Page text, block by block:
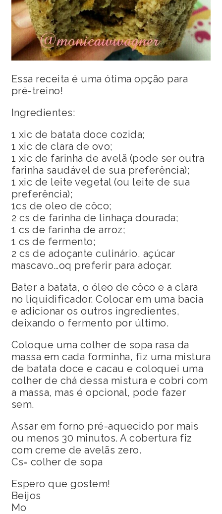
Essa receita é uma ótima opção para
pré-treino!
Ingredientes:
1 xic de batata doce cozida;
1 xic de clara de ovo;
1 xic de farinha de avelã (pode ser outra
farinha saudável de sua preferência);
1 xic de leite vegetal (ou leite de sua
preferência);
1cs de oleo de côco;
2 cs de farinha de linhaça dourada;
1 cs de farinha de arroz;
1 cs de fermento;
2 cs de adoçante culinário, açúcar
mascavo…oq preferir para adoçar.
Bater a batata, o óleo de côco e a clara
no liquidificador. Colocar em uma bacia
e adicionar os outros ingredientes,
deixando o fermento por último.
Coloque uma colher de sopa rasa da
massa em cada forminha, fiz uma mistura
de batata doce e cacau e coloquei uma
colher de chá dessa mistura e cobri com
a massa, mas é opcional, pode fazer
sem.
Assar em forno pré-aquecido por mais
ou menos 30 minutos. A cobertura fiz
com creme de avelãs zero.
Cs= colher de sopa
Espero que gostem!
Beijos
Mo